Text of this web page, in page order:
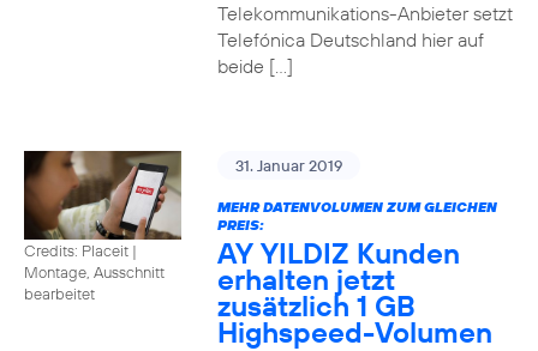
Telekommunikations-Anbieter setzt
Telefónica Deutschland hier auf
beide […]
Credits: Placeit |
Montage, Ausschnitt
bearbeitet
31. Januar 2019
MEHR DATENVOLUMEN ZUM GLEICHEN
PREIS:
AY YILDIZ Kunden
erhalten jetzt
zusätzlich 1 GB
Highspeed-Volumen